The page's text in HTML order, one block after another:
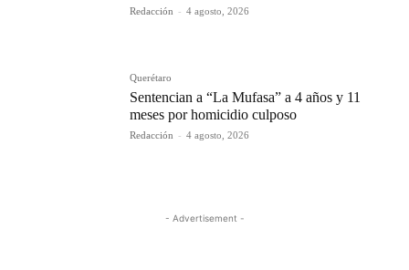
Redacción - 4 agosto, 2026
Querétaro
Sentencian a “La Mufasa” a 4 años y 11
meses por homicidio culposo
Redacción - 4 agosto, 2026
- Advertisement -